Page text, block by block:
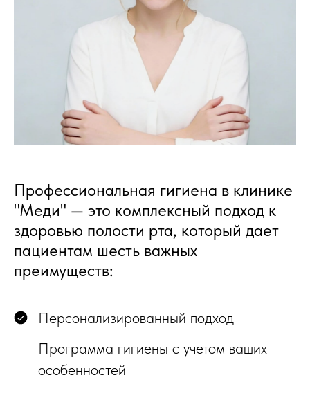
Профессиональная гигиена в клинике
"Меди" — это комплексный подход к
здоровью полости рта, который дает
пациентам шесть важных
преимуществ:
Персонализированный подход
Программа гигиены с учетом ваших
особенностей